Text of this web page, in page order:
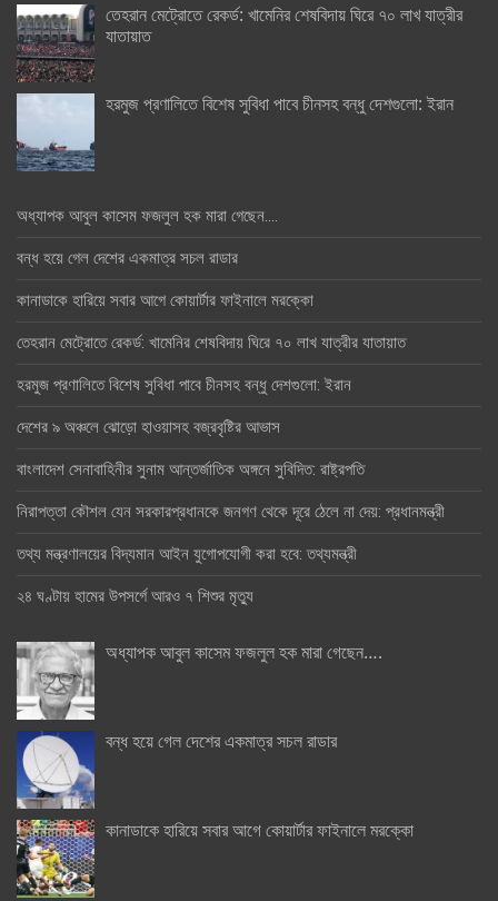
তেহরান মেট্রোতে রেকর্ড: খামেনির শেষবিদায় ঘিরে ৭০ লাখ যাত্রীর
যাতায়াত
হরমুজ প্রণালিতে বিশেষ সুবিধা পাবে চীনসহ বন্ধু দেশগুলো: ইরান
অধ্যাপক আবুল কাসেম ফজলুল হক মারা গেছেন….
বন্ধ হয়ে গেল দেশের একমাত্র সচল রাডার
কানাডাকে হারিয়ে সবার আগে কোয়ার্টার ফাইনালে মরক্কো
তেহরান মেট্রোতে রেকর্ড: খামেনির শেষবিদায় ঘিরে ৭০ লাখ যাত্রীর যাতায়াত
হরমুজ প্রণালিতে বিশেষ সুবিধা পাবে চীনসহ বন্ধু দেশগুলো: ইরান
দেশের ৯ অঞ্চলে ঝোড়ো হাওয়াসহ বজ্রবৃষ্টির আভাস
বাংলাদেশ সেনাবাহিনীর সুনাম আন্তর্জাতিক অঙ্গনে সুবিদিত: রাষ্ট্রপতি
নিরাপত্তা কৌশল যেন সরকারপ্রধানকে জনগণ থেকে দূরে ঠেলে না দেয়: প্রধানমন্ত্রী
তথ্য মন্ত্রণালয়ের বিদ্যমান আইন যুগোপযোগী করা হবে: তথ্যমন্ত্রী
২৪ ঘণ্টায় হামের উপসর্গে আরও ৭ শিশুর মৃত্যু
অধ্যাপক আবুল কাসেম ফজলুল হক মারা গেছেন….
বন্ধ হয়ে গেল দেশের একমাত্র সচল রাডার
কানাডাকে হারিয়ে সবার আগে কোয়ার্টার ফাইনালে মরক্কো